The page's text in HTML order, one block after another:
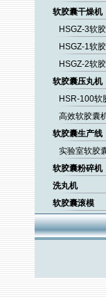
软胶囊干燥机
HSGZ-3软
HSGZ-1软
HSGZ-2软
软胶囊压丸机
HSR-100软
高效软胶囊
软胶囊生产线
实验室软胶
软胶囊粉碎机
洗丸机
软胶囊滚模